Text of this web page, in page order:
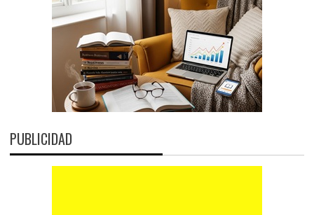
PUBLICIDAD